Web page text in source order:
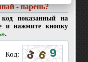
- парень?
код показанный на
и нажмите кнопку
.
Код: